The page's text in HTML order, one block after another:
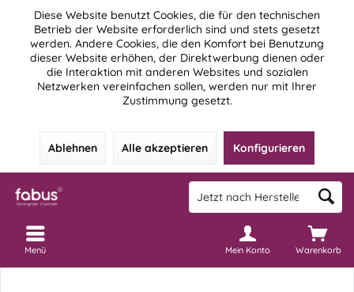
Diese Website benutzt Cookies, die für den technischen
Betrieb der Website erforderlich sind und stets gesetzt
werden. Andere Cookies, die den Komfort bei Benutzung
dieser Website erhöhen, der Direktwerbung dienen oder
die Interaktion mit anderen Websites und sozialen
Netzwerken vereinfachen sollen, werden nur mit Ihrer
Zustimmung gesetzt.
Ablehnen Alle akzeptieren Konfigurieren
Warenkorb
Mein Konto
Menü